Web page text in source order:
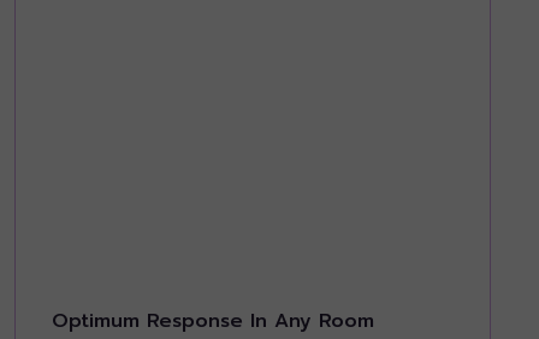
Optimum Response In Any Room